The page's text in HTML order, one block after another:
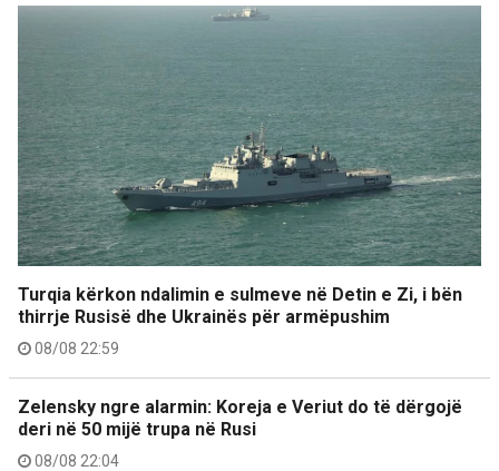
Turqia kërkon ndalimin e sulmeve në Detin e Zi, i bën
thirrje Rusisë dhe Ukrainës për armëpushim
08/08 22:59
Zelensky ngre alarmin: Koreja e Veriut do të dërgojë
deri në 50 mijë trupa në Rusi
08/08 22:04